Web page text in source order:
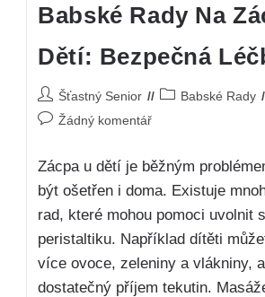
Babské Rady Na
Dětí: Bezpečná
Šťastný Senior
Babské Rady
Žádný komentář
Zácpa u dětí je běžným
být ošetřen i doma. Existuje
rad, které mohou pomoci uvolnit
peristaltiku. Například dítěti
více ovoce, zeleniny a vlákniny,
dostatečný příjem tekutin.